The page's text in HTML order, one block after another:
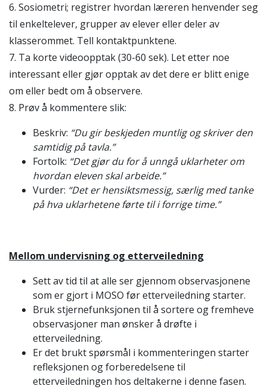
6. Sosiometri; registrer hvordan læreren henvender seg
til enkeltelever, grupper av elever eller deler av
klasserommet. Tell kontaktpunktene.
7. Ta korte videoopptak (30-60 sek). Let etter noe
interessant eller gjør opptak av det dere er blitt enige
om eller bedt om å observere.
8. Prøv å kommentere slik:
Beskriv: “Du gir beskjeden muntlig og skriver den
samtidig på tavla.”
Fortolk: “Det gjør du for å unngå uklarheter om
hvordan eleven skal arbeide.”
Vurder: “Det er hensiktsmessig, særlig med tanke
på hva uklarhetene førte til i forrige time.”
Mellom undervisning og etterveiledning
Sett av tid til at alle ser gjennom observasjonene
som er gjort i MOSO før etterveiledning starter.
Bruk stjernefunksjonen til å sortere og fremheve
observasjoner man ønsker å drøfte i
etterveiledning.
Er det brukt spørsmål i kommenteringen starter
refleksjonen og forberedelsene til
etterveiledningen hos deltakerne i denne fasen.